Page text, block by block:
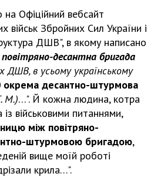
Офіційний вебсайт
військ Збройних Сил України і
ДШВ", в якому написано
десантна бригада
ДШВ, в усьому українському
окрема десантно-штурмова
М.)…". Й кожна людина, котра
військовими питаннями,
між повітряно-
штурмовою бригадою,
вище моїй роботі
крила…".